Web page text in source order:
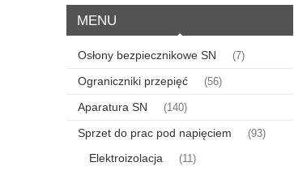
MENU
Osłony bezpiecznikowe SN (7)
Ograniczniki przepięć (56)
Aparatura SN (140)
Sprzet do prac pod napięciem (93)
Elektroizolacja (11)